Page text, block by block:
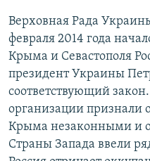
Верховная Рада
февраля 2014 года
Крыма и Севастополя
президент Украины
соответствующий
организации
Крыма незаконными и
Страны Запада ввели